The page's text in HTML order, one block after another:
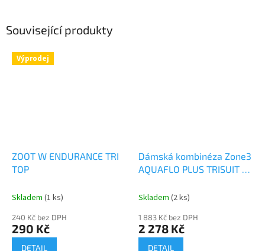
Související produkty
Výprodej
ZOOT W ENDURANCE TRI
TOP
Skladem (1 ks)
240 Kč bez DPH
290 Kč
DETAIL
Dámská kombinéza Zone3
AQUAFLO PLUS TRISUIT -
Skladem (2 ks)
1 883 Kč bez DPH
2 278 Kč
DETAIL